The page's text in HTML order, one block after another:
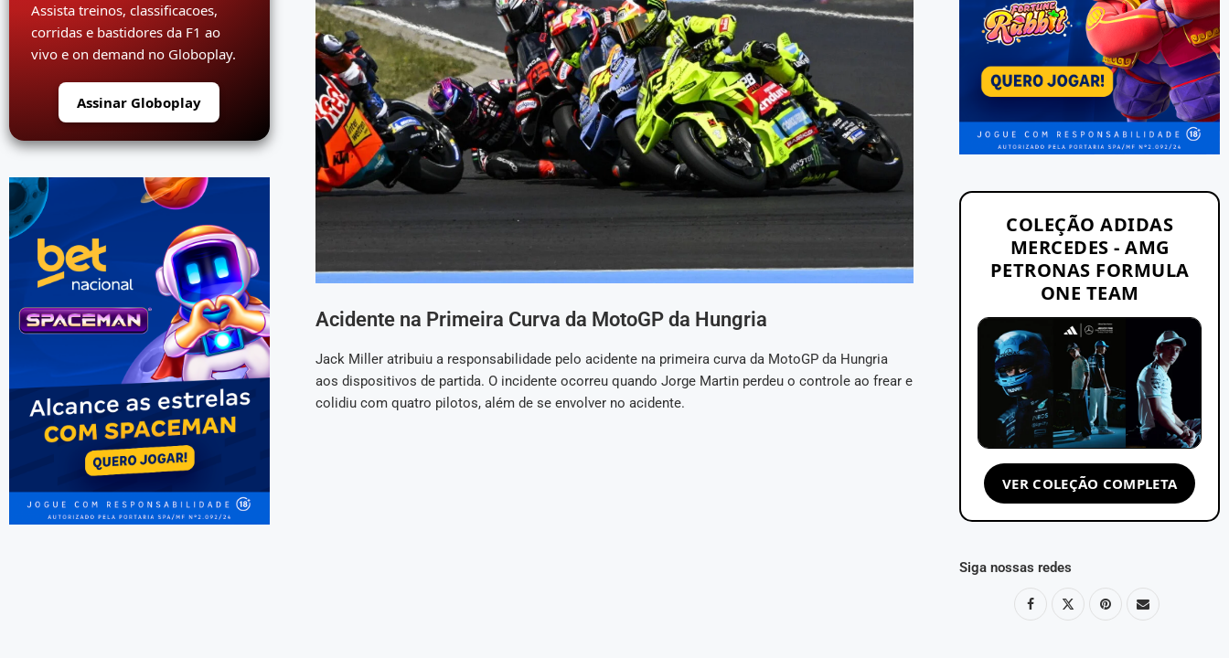
Acidente na Primeira Curva da MotoGP da Hungria
Jack Miller atribuiu a responsabilidade pelo acidente na primeira curva da MotoGP da Hungria
aos dispositivos de partida. O incidente ocorreu quando Jorge Martin perdeu o controle ao frear e
colidiu com quatro pilotos, além de se envolver no acidente.
COLEÇÃO ADIDAS
MERCEDES - AMG
PETRONAS FORMULA
ONE TEAM
VER COLEÇÃO COMPLETA
Siga nossas redes
Assista treinos, classificacoes,
corridas e bastidores da F1 ao
vivo e on demand no Globoplay.
Assinar Globoplay